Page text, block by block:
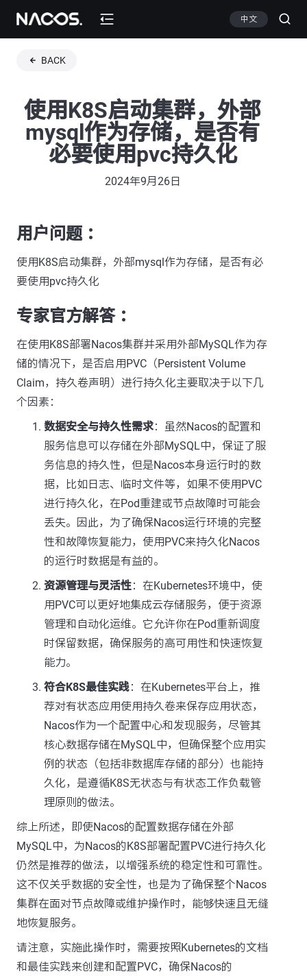
中文
BACK
使用K8S启动集群，外部
mysql作为存储，是否有
必要使用pvc持久化
2024年9月26日
用户问题 ：
使用K8S启动集群，外部mysql作为存储，是否有必
要使用pvc持久化
专家官方解答 ：
在使用K8S部署Nacos集群并采用外部MySQL作为存
储的情况下，是否启用PVC（Persistent Volume
Claim，持久卷声明）进行持久化主要取决于以下几
个因素：
数据安全与持久性需求：虽然Nacos的配置和
服务信息可以存储在外部MySQL中，保证了服
务信息的持久性，但是Nacos本身运行时的数
据，比如日志、临时文件等，如果不使用PVC
进行持久化，在Pod重建或节点故障时可能会
丢失。因此，为了确保Nacos运行环境的完整
性和故障恢复能力，使用PVC来持久化Nacos
的运行时数据是有益的。
资源管理与灵活性：在Kubernetes环境中，使
用PVC可以更好地集成云存储服务，便于资源
管理和自动化运维。它允许你在Pod重新调度
时保留数据，确保服务的高可用性和快速恢复
能力。
符合K8S最佳实践：在Kubernetes平台上，推
荐对有状态应用使用持久卷来保存应用状态，
Nacos作为一个配置中心和发现服务，尽管其
核心数据存储在MySQL中，但确保整个应用实
例的状态（包括非数据库存储的部分）也能持
久化，是遵循K8S无状态与有状态工作负载管
理原则的做法。
综上所述，即使Nacos的配置数据存储在外部
MySQL中，为Nacos的K8S部署配置PVC进行持久化
仍然是推荐的做法，以增强系统的稳定性和可靠性。
这不仅关乎数据的安全性，也是为了确保整个Nacos
集群在面对节点故障或维护操作时，能够快速且无缝
地恢复服务。
请注意，实施此操作时，需要按照Kubernetes的文档
和最佳实践来创建和配置PVC，确保Nacos的